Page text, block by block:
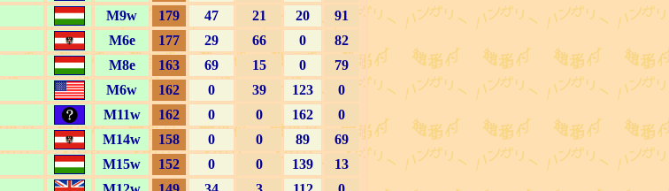
M9w 179 47 21 20
91
M6e 177 29 66 0
82
M8e 163 69 15 0
79
M6w 162 0 39 123
0
M11w 162 0 0 162
0
M14w 158 0 0 89
69
M15w 152 0 0 139
13